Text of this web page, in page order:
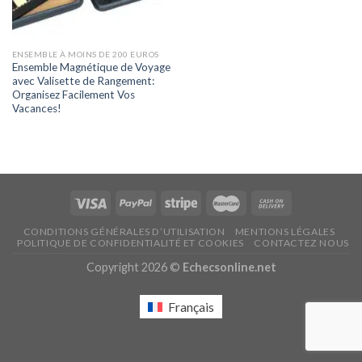
ENSEMBLE À MOINS DE 200 EUROS
Ensemble Magnétique de Voyage
avec Valisette de Rangement:
Organisez Facilement Vos
Vacances!
CONDITIONS GÉNÉRALES D’UTILISATION
MENTIONS LÉGALES
POLITIQUE DE CONFIDENTIALITÉ ET COOKIES
CONTACTEZ NOUS
Copyright 2026 © Echecsonline.net
Français